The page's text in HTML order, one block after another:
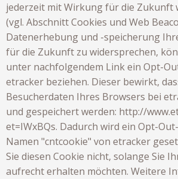
jederzeit mit Wirkung für die Zukunft
(vgl. Abschnitt Cookies und Web
Datenerhebung und -speicherung
für die Zukunft zu widersprechen,
unter nachfolgendem Link ein Opt-
etracker beziehen. Dieser bewirkt,
Besucherdaten Ihres Browsers bei
und gespeichert werden: http://
et=IWxBQs. Dadurch wird ein Opt-
Namen "cntcookie" von etracker
Sie diesen Cookie nicht, solange Sie
aufrecht erhalten möchten. Weitere